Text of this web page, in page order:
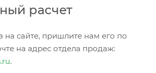
расчет
на сайте, пришлите нам его по
на адрес отдела продаж:
.